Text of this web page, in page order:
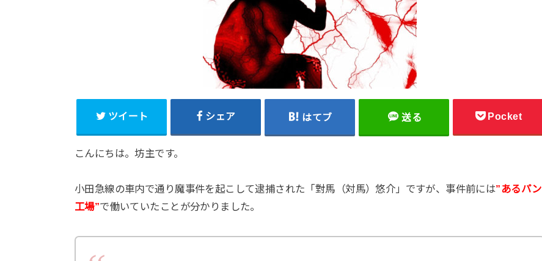
ツイート シェア はてブ 送る Pocket
こんにちは。坊主です。
小田急線の車内で通り魔事件を起こして逮捕された「對馬（対馬）悠介」ですが、事件前には”あるパン
工場”で働いていたことが分かりました。